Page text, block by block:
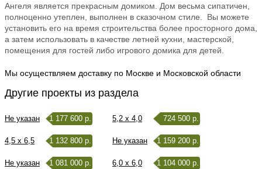
Ангеля является прекрасным домиком. Дом весьма сипатичен,
полноценно утеплен, выполнен в сказочном стиле. Вы можете
установить его на время строительства более просторного дома,
а затем использовать в качестве летней кухни, мастерской,
помещения для гостей либо игрового домика для детей.
Мы осуществляем доставку по Москве и Московской области
Другие проекты из раздела
Не указан 1 177 600 р. 5,2 x 4,0 724 500 р.
4,5 x 6,5 1 132 800 р. Не указан 1 159 200 р.
Не указан 1 081 000 р. 6,0 x 6,0 1 104 000 р.